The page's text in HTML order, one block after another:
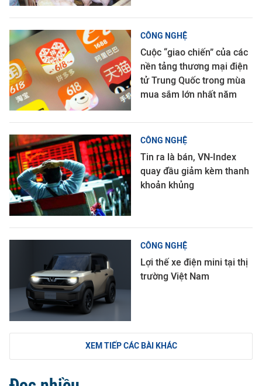
CÔNG NGHỆ
Cuộc “giao chiến” của các
nền tảng thương mại điện
tử Trung Quốc trong mùa
mua sắm lớn nhất năm
CÔNG NGHỆ
Tin ra là bán, VN-Index
quay đầu giảm kèm thanh
khoản khủng
CÔNG NGHỆ
Lợi thế xe điện mini tại thị
trường Việt Nam
XEM TIẾP CÁC BÀI KHÁC